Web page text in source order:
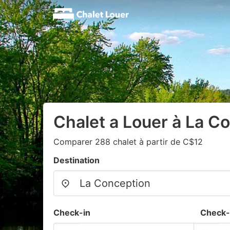
Chalet a Louer à La
Comparer 288 chalet à partir de C$12
Destination
Check-in